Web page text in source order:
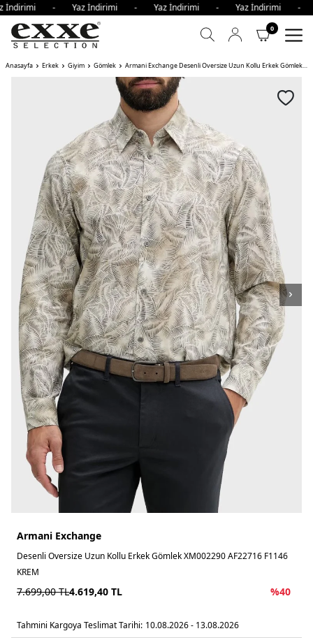
- Yaz İndirimi - Yaz İndirimi - Yaz
0
Anasayfa Erkek Giyim Gömlek Armani Exchange Desenli Oversize Uzun Kollu Erkek Gömlek KREM
Armani Exchange
Desenli Oversize Uzun Kollu Erkek Gömlek XM002290 AF22716 F1146
KREM
7.699,00TL4.619,40 TL %40
Tahmini Kargoya Teslimat Tarihi: 10.08.2026 - 13.08.2026